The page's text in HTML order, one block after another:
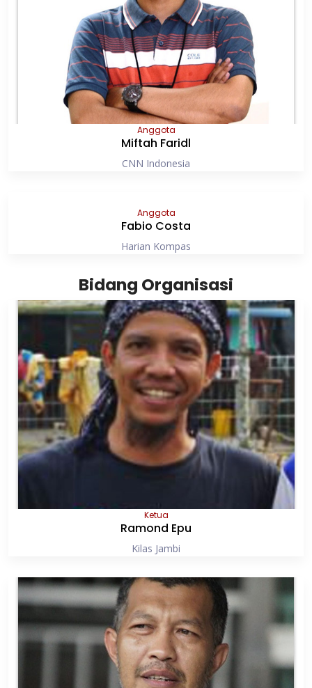
Anggota
Miftah Faridl
CNN Indonesia
Anggota
Fabio Costa
Harian Kompas
Bidang Organisasi
Ketua
Ramond Epu
Kilas Jambi